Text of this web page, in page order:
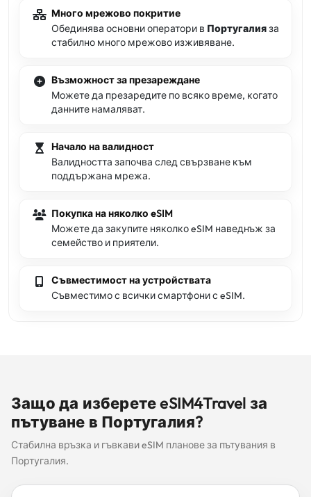
Много мрежово покритие
Обединява основни оператори в Португалияза
стабилно много мрежово изживяване.
Възможност за презареждане
Можете да презаредите по всяко време, когато
данните намаляват.
Начало на валидност
Валидността започва след свързване към
поддържана мрежа.
Покупка на няколко eSIM
Можете да закупите няколко eSIM наведнъж за
семейство и приятели.
Съвместимост на устройствата
Съвместимо с всички смартфони с eSIM.
Защо да изберете eSIM4Travel за
пътуване в Португалия?
Стабилна връзка и гъвкави eSIM планове за пътувания в
Португалия.